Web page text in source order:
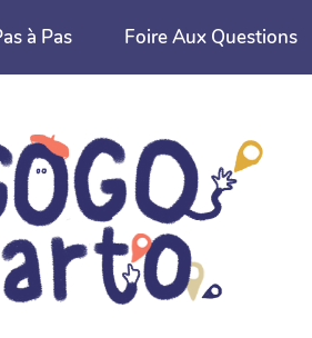
à Pas Foire Aux Questions